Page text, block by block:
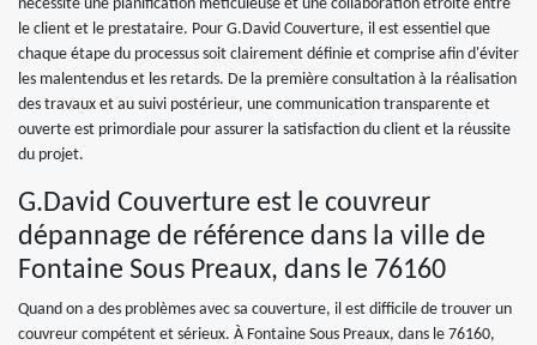
nécessite une planification méticuleuse et une collaboration étroite entre
le client et le prestataire. Pour G.David Couverture, il est essentiel que
chaque étape du processus soit clairement définie et comprise afin d'éviter
les malentendus et les retards. De la première consultation à la réalisation
des travaux et au suivi postérieur, une communication transparente et
ouverte est primordiale pour assurer la satisfaction du client et la réussite
du projet.
G.David Couverture est le couvreur
dépannage de référence dans la ville de
Fontaine Sous Preaux, dans le 76160
Quand on a des problèmes avec sa couverture, il est difficile de trouver un
couvreur compétent et sérieux. À Fontaine Sous Preaux, dans le 76160,